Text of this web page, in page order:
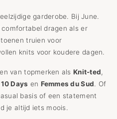
garderobe. Bij June.
dragen als er
truien voor
knits voor koudere dagen.
van topmerken alsKnit-ted,
10 Days en Femmes du Sud. Of
basis of een statement
je altijd iets moois.